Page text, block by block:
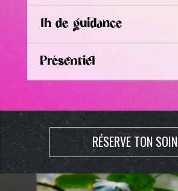
1h de guidance
Présentiel
RÉSERVE TON SOIN